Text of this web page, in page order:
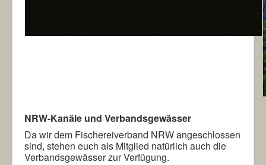
NRW-Kanäle und Verbandsgewässer
Da wir dem Fischereiverband NRW angeschlossen
sind, stehen euch als Mitglied natürlich auch die
Verbandsgewässer zur Verfügung.